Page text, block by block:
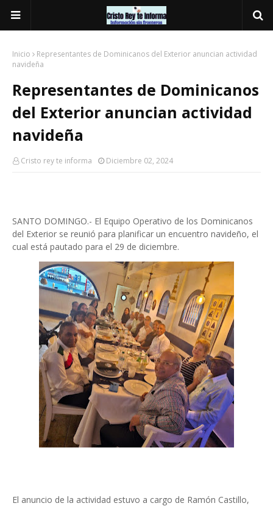
Inicio
Representantes de Dominicanos del Exterior anuncian actividad
navideña
Representantes de Dominicanos
del Exterior anuncian actividad
navideña
Cristo rey te informa Diciembre 02, 2024
SANTO DOMINGO.- El Equipo Operativo de los Dominicanos
del Exterior se reunió para planificar un encuentro navideño, el
cual está pautado para el 29 de diciembre.
El anuncio de la actividad estuvo a cargo de Ramón Castillo,